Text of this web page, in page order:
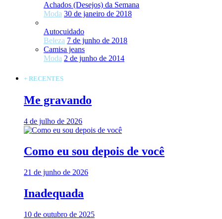
Achados (Desejos) da Semana
Moda 30 de janeiro de 2018
Autocuidado
Beleza 7 de junho de 2018
Camisa jeans
Moda 2 de junho de 2014
+ RECENTES
Me gravando
4 de julho de 2026
Como eu sou depois de você
21 de junho de 2026
Inadequada
10 de outubro de 2025